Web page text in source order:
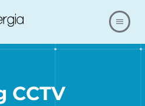
CCTV